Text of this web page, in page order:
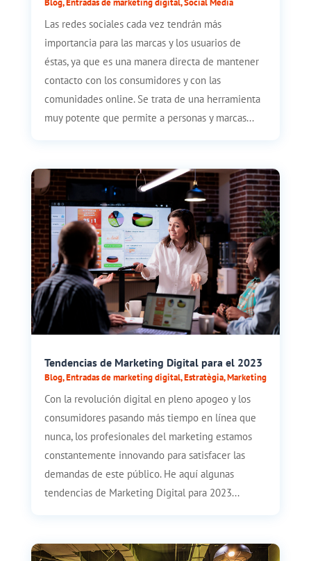
Las redes sociales cada vez tendrán más
importancia para las marcas y los usuarios de
éstas, ya que es una manera directa de mantener
contacto con los consumidores y con las
comunidades online. Se trata de una herramienta
muy potente que permite a personas y marcas...
Tendencias de Marketing Digital para el 2023
Blog,Entradas de marketing digital,Estratègia,Marketing
Con la revolución digital en pleno apogeo y los
consumidores pasando más tiempo en línea que
nunca, los profesionales del marketing estamos
constantemente innovando para satisfacer las
demandas de este público. He aquí algunas
tendencias de Marketing Digital para 2023...